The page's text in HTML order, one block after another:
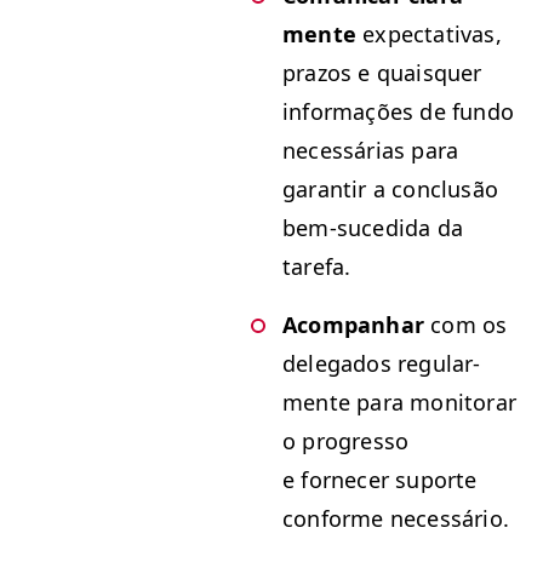
mente expec­ta­ti­vas,
pra­zos e quais­quer
infor­mações de fun­do
necessárias para
garan­tir a con­clusão
bem-suce­di­da da
tarefa.
Acom­pan­har com os
del­e­ga­dos reg­u­lar­
mente para mon­i­torar
o pro­gres­so
e fornecer suporte
con­forme necessário.